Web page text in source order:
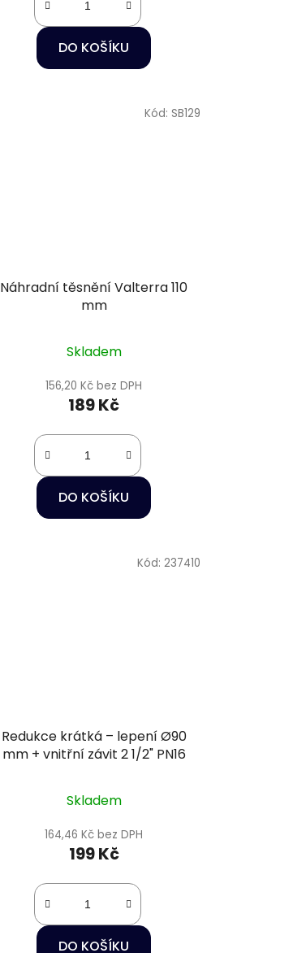
DO KOŠÍKU
Náhradní těsnění Valterra 110
mm
Skladem
156,20 Kč bez DPH
189 Kč
DO KOŠÍKU
Kód: SB129
Redukce krátká – lepení Ø90
mm + vnitřní závit 2 1/2" PN16
Skladem
164,46 Kč bez DPH
199 Kč
DO KOŠÍKU
Kód: 237410